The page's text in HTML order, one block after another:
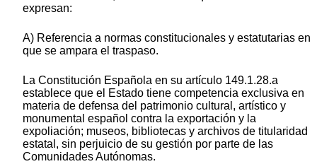
expresan:
A) Referencia a normas constitucionales y estatutarias en
que se ampara el traspaso.
La Constitución Española en su artículo 149.1.28.a
establece que el Estado tiene competencia exclusiva en
materia de defensa del patrimonio cultural, artístico y
monumental español contra la exportación y la
expoliación; museos, bibliotecas y archivos de titularidad
estatal, sin perjuicio de su gestión por parte de las
Comunidades Autónomas.